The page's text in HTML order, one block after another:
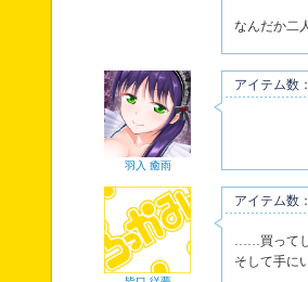
なんだか二
羽入 癒雨
アイテム数
アイテム数
……買って
そして手に